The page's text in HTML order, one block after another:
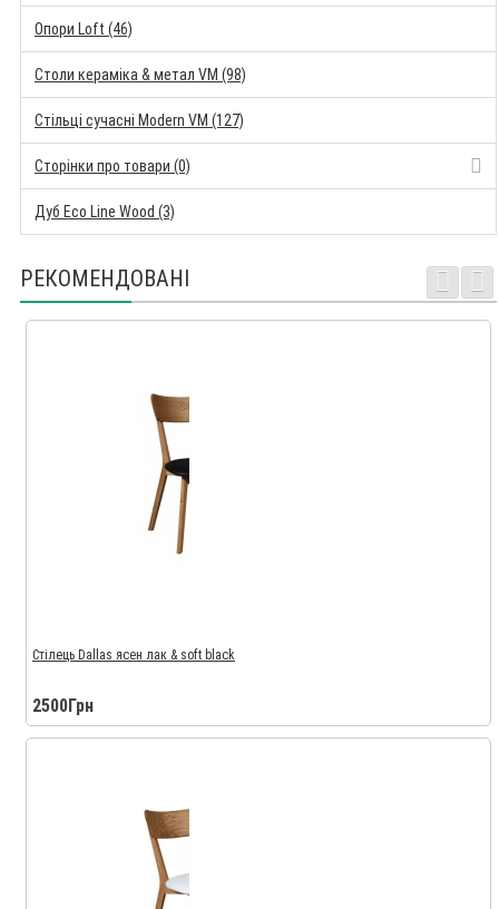
Опори Loft (46)
Столи кераміка & метал VM (98)
Стільці сучасні Modern VM (127)
Сторінки про товари (0)
Дуб Eco Line Wood (3)
РЕКОМЕНДОВАНІ
Стілець Dallas ясен лак & soft black
2500Грн